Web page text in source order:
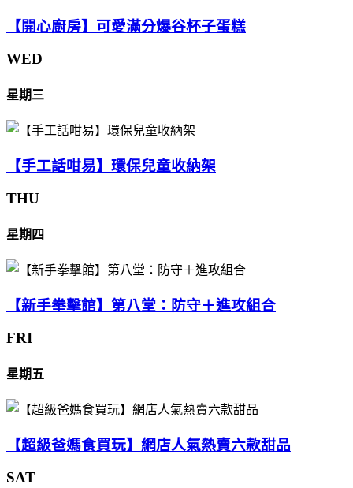
【開心廚房】可愛滿分爆谷杯子蛋糕
WED
星期三
【手工話咁易】環保兒童收納架
THU
星期四
【新手拳擊館】第八堂：防守＋進攻組合
FRI
星期五
【超級爸媽食買玩】網店人氣熱賣六款甜品
SAT